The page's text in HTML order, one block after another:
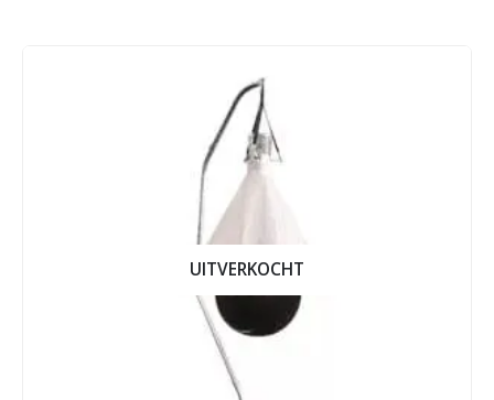
UITVERKOCHT